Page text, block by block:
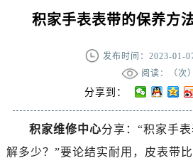
积家手表表带的保养方
发布时间：2023-01-
阅读：（次）
分享到：
积家维修中心分享：“积家手
解多少？”要论结实耐用，皮表带